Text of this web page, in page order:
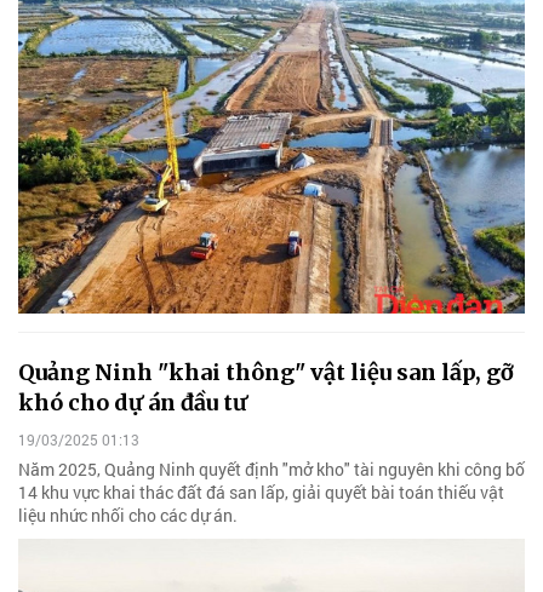
Quảng Ninh "khai thông" vật liệu san lấp, gỡ
khó cho dự án đầu tư
19/03/2025 01:13
Năm 2025, Quảng Ninh quyết định "mở kho" tài nguyên khi công bố
14 khu vực khai thác đất đá san lấp, giải quyết bài toán thiếu vật
liệu nhức nhối cho các dự án.